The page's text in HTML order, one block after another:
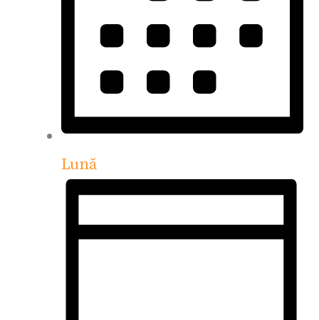
Lună